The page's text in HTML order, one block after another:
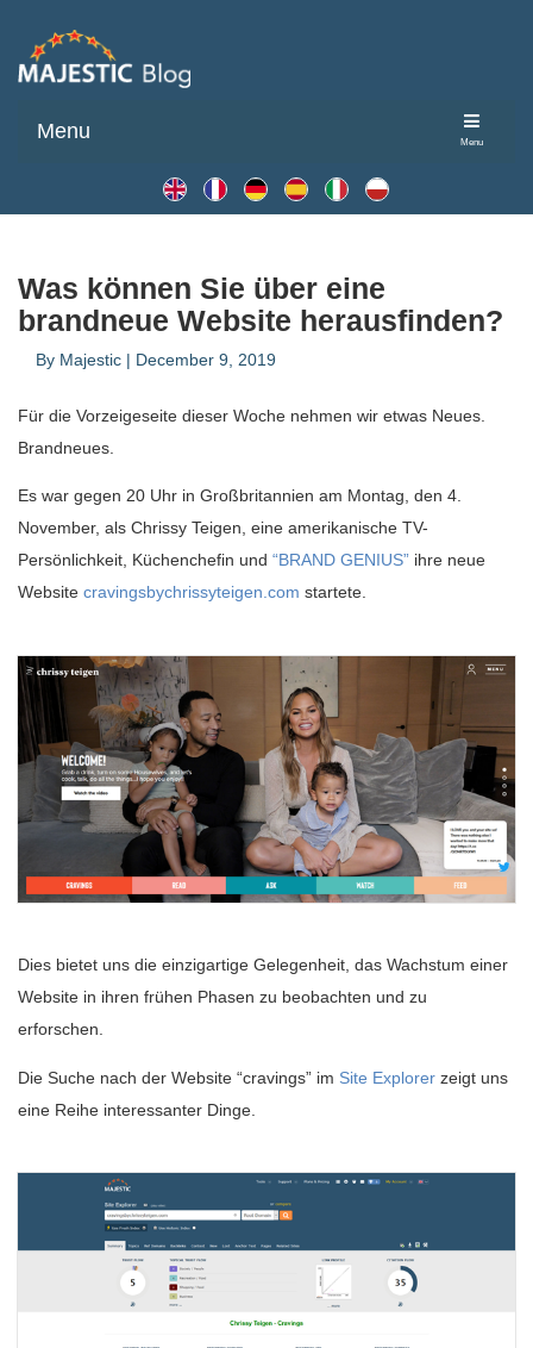
Menu
Menu
Was können Sie über eine
brandneue Website herausfinden?
By Majestic | December 9, 2019
Für die Vorzeigeseite dieser Woche nehmen wir etwas Neues.
Brandneues.
Es war gegen 20 Uhr in Großbritannien am Montag, den 4.
November, als Chrissy Teigen, eine amerikanische TV-
Persönlichkeit, Küchenchefin und “BRAND GENIUS” ihre neue
Website cravingsbychrissyteigen.com startete.
Dies bietet uns die einzigartige Gelegenheit, das Wachstum einer
Website in ihren frühen Phasen zu beobachten und zu
erforschen.
Die Suche nach der Website “cravings” im Site Explorer zeigt uns
eine Reihe interessanter Dinge.